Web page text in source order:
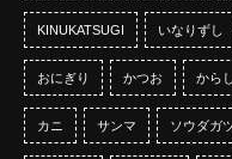
KINUKATSUGI いなりずし
おにぎり かつお からし
カニ サンマ ソウダガ